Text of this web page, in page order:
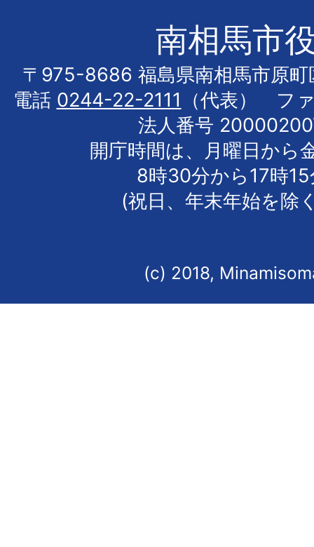
南相馬市
〒975-8686 福島県南相馬市原町
電話 0244-22-2111
（代表） フ
法人番号
開庁時間は、月曜日から
8時30分から17時
(祝日、年末年始を除
(c) 2018,